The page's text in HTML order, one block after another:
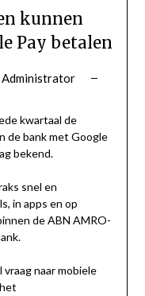
kunnen
Pay betalen
Administrator
kwartaal de
de bank met Google
bekend.
snel en
in apps en op
de ABN AMRO-
naar mobiele